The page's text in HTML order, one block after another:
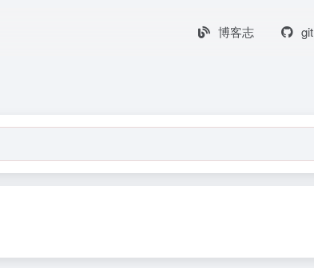
博客志 git